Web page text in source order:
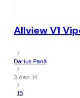
Allview V1
/
Darius Pană
/
3 dec. 14
/
15